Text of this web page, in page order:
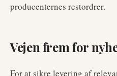
producenternes restordrer.
Vejen frem for
For at sikre levering af